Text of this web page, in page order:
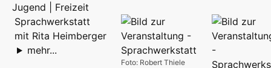
Jugend | Freizeit
Foto: Robert Thiele
Sprachwerkstatt
mit Rita Heimberger
mehr...